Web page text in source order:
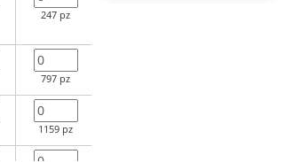
247 pz
797 pz
1159 pz